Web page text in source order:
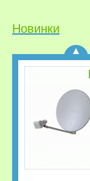
Новинки
Сверхвыгодная
рассрочка!»